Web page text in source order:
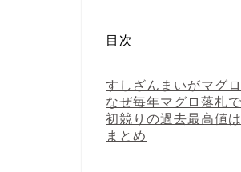
目次
すしざんまいがマグ
なぜ毎年マグロ落札
初競りの過去最高値は
まとめ